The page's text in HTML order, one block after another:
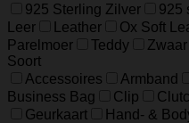
925 Sterling Zilver
925
Leer
Leather Ox Soft
Parelmoer
Teddy
Soort
Accessoires
Armband
Business Bag
Clip
Geurkaart
Hand- &